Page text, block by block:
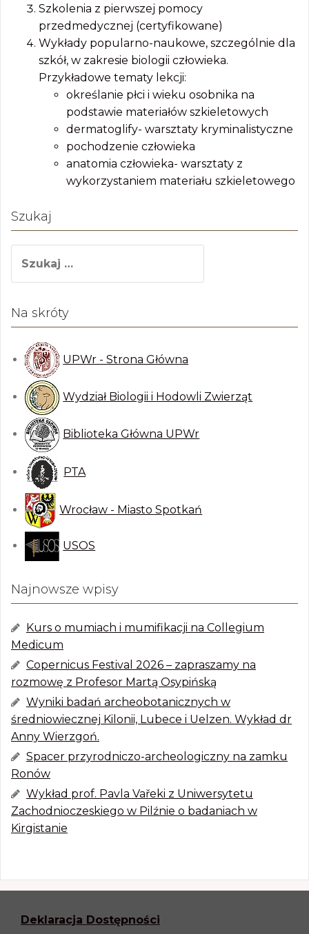
Szkolenia z pierwszej pomocy
przedmedycznej (certyfikowane)
Wykłady popularno-naukowe, szczególnie dla
szkół, w zakresie biologii człowieka.
Przykładowe tematy lekcji:
określanie płci i wieku osobnika na
podstawie materiałów szkieletowych
dermatoglify- warsztaty kryminalistyczne
pochodzenie człowieka
anatomia człowieka- warsztaty z
wykorzystaniem materiału szkieletowego
Szukaj
k
:
Na skróty
UPWr - Strona Główna
Wydział Biologii i Hodowli Zwierząt
Biblioteka Główna UPWr
PTA
Wrocław - Miasto Spotkań
USOS
Najnowsze wpisy
Kurs o mumiach i mumifikacji na Collegium
Medicum
Copernicus Festival 2026 – zapraszamy na
rozmowę z Profesor Martą Osypińską
Wyniki badań archeobotanicznych w
średniowiecznej Kilonii, Lubece i Uelzen. Wykład dr
Anny Wierzgoń.
Spacer przyrodniczo-archeologiczny na zamku
Ronów
Wykład prof. Pavla Vařeki z Uniwersytetu
Zachodnioczeskiego w Pilźnie o badaniach w
Kirgistanie
Deklaracja Dostępności